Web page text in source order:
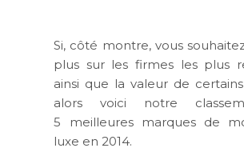
Si, côté montre, vous
plus sur les firmes les plus
ainsi que la valeur de
alors voici notre
5 meilleures marques de
luxe en 2014.